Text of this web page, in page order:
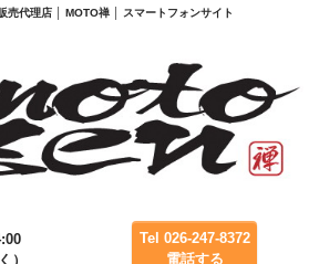
売代理店 │ MOTO禅 │ スマートフォンサイト
）
Tel 026-247-8372
電話する